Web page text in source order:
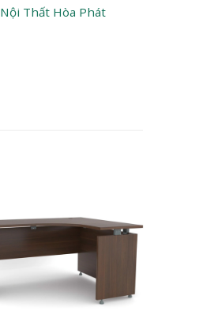
Nội Thất Hòa Phát